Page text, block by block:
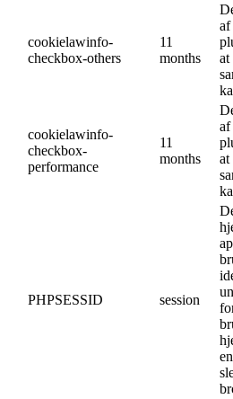
cookielawinfo-
checkbox-others
11
months
af
at
cookielawinfo-
checkbox-
performance
11
months
af
at
PHPSESSID session